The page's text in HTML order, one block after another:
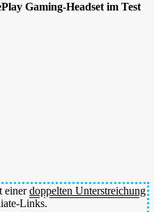
Gaming-Headset im Test
einerdoppelten Unterstreichung
Links.